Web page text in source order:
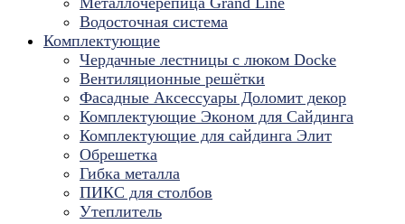
Водосточная система
Комплектующие
Чердачные лестницы с люком Docke
Вентиляционные решётки
Фасадные Аксессуары Доломит декор
Комплектующие Эконом для Сайдинга
Комплектующие для cайдинга Элит
Обрешетка
Гибка металла
ПИКС для столбов
Утеплитель